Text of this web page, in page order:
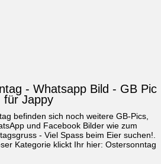
- Whatsapp Bild - GB Pic
für Jappy
befinden sich noch weitere GB-Pics,
und Facebook Bilder wie zum
- Viel Spass beim Eier suchen!.
Kategorie klickt Ihr hier: Ostersonntag